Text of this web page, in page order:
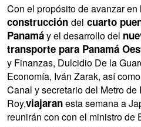
Con el propósito de avanzar en
construcción del cuarto
Panamáy el desarrollo del
transporte para Panamá
y Finanzas, Dulcidio De la
Economía, Iván Zarak, así
Canal y secretario del Metro de
Roy,viajaranesta semana a
reunirán con con el ministro de